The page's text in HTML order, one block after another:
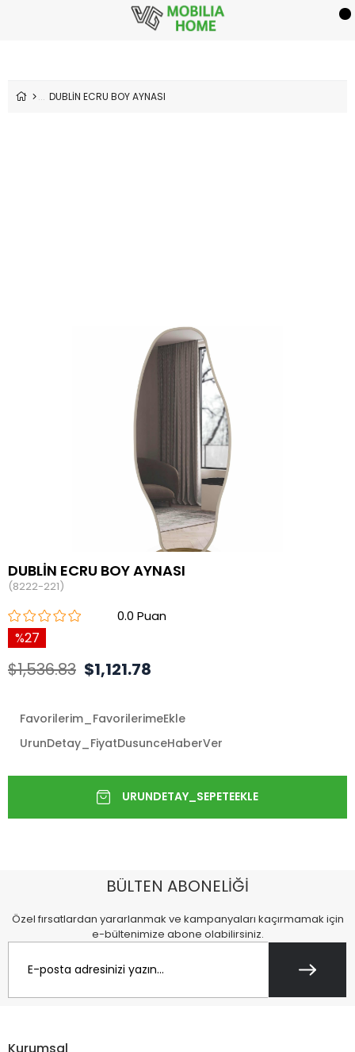
DUBLİN ECRU BOY AYNASI
DUBLİN ECRU BOY AYNASI
(8222-221)
0.0
27
$1,536.83 $1,121.78
Favorilerim_FavorilerimeEkle
UrunDetay_FiyatDusunceHaberVer
BÜLTEN ABONELİĞİ
Özel fırsatlardan yararlanmak ve kampanyaları kaçırmamak için
e-bültenimize abone olabilirsiniz.
Kurumsal